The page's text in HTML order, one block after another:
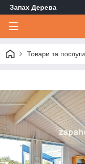
Запах Дерева
Товари та послуги